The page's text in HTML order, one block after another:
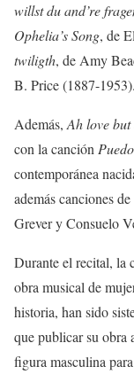
willst du and’re
Ophelia’s Song, de
twiligth, de Amy
B. Price (1887-1953).
Además,Ah love
con la canción
contemporánea
además canciones
Grever y Consuelo
Durante el recital, la
obra musical de
historia, han sido
que publicar su obra
figura masculina